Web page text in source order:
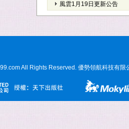
風雲1月19日更新公告
All Rights Reserved. 優勢領航科技有限